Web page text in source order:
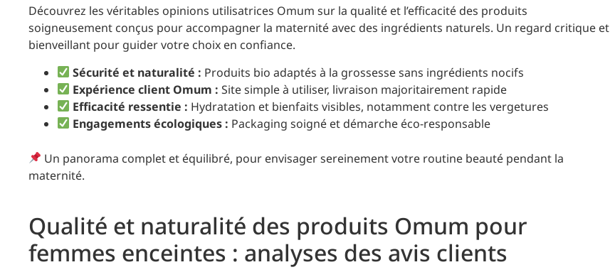
Découvrez les véritables opinions utilisatrices Omum sur la qualité et l’efficacité des produits
soigneusement conçus pour accompagner la maternité avec des ingrédients naturels. Un regard critique et
bienveillant pour guider votre choix en confiance.
Sécurité et naturalité : Produits bio adaptés à la grossesse sans ingrédients nocifs
Expérience client Omum : Site simple à utiliser, livraison majoritairement rapide
Efficacité ressentie : Hydratation et bienfaits visibles, notamment contre les vergetures
Engagements écologiques : Packaging soigné et démarche éco-responsable
Un panorama complet et équilibré, pour envisager sereinement votre routine beauté pendant la
maternité.
Qualité et naturalité des produits Omum pour
femmes enceintes : analyses des avis clients